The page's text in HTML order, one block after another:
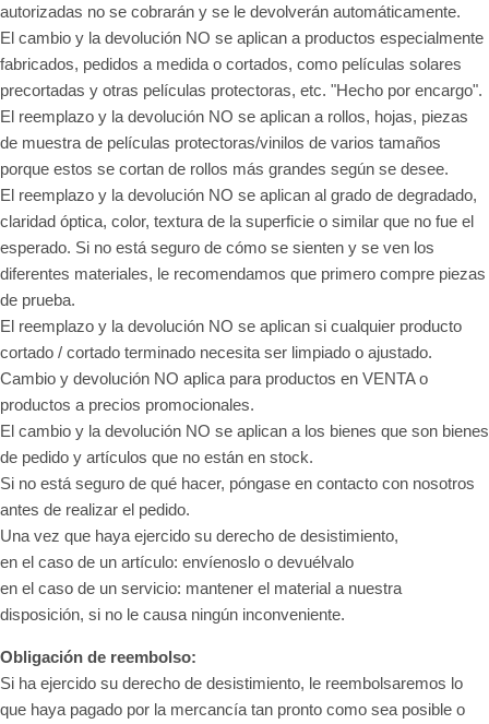
autorizadas no se cobrarán y se le devolverán automáticamente.
El cambio y la devolución NO se aplican a productos especialmente
fabricados, pedidos a medida o cortados, como películas solares
precortadas y otras películas protectoras, etc. "Hecho por encargo".
El reemplazo y la devolución NO se aplican a rollos, hojas, piezas
de muestra de películas protectoras/vinilos de varios tamaños
porque estos se cortan de rollos más grandes según se desee.
El reemplazo y la devolución NO se aplican al grado de degradado,
claridad óptica, color, textura de la superficie o similar que no fue el
esperado. Si no está seguro de cómo se sienten y se ven los
diferentes materiales, le recomendamos que primero compre piezas
de prueba.
El reemplazo y la devolución NO se aplican si cualquier producto
cortado / cortado terminado necesita ser limpiado o ajustado.
Cambio y devolución NO aplica para productos en VENTA o
productos a precios promocionales.
El cambio y la devolución NO se aplican a los bienes que son bienes
de pedido y artículos que no están en stock.
Si no está seguro de qué hacer, póngase en contacto con nosotros
antes de realizar el pedido.
Una vez que haya ejercido su derecho de desistimiento,
en el caso de un artículo: envíenoslo o devuélvalo
en el caso de un servicio: mantener el material a nuestra
disposición, si no le causa ningún inconveniente.
Obligación de reembolso:
Si ha ejercido su derecho de desistimiento, le reembolsaremos lo
que haya pagado por la mercancía tan pronto como sea posible o